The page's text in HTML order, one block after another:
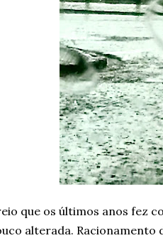
que os últimos anos fez
alterada. Racionamento